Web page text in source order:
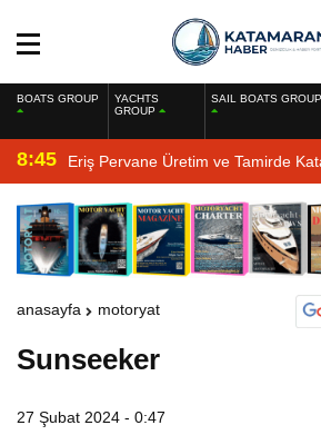
BOATS GROUP
YACHTS
GROUP
SAIL BOATS GROUP
8:45 Eriş Pervane Üretim ve Tamirde
anasayfa motoryat
Sunseeker
27 Şubat 2024 - 0:47